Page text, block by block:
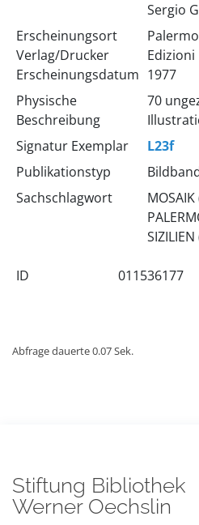
Sergio
Erscheinungsort
Verlag/Drucker
Erscheinungsdatum
Palermo
1977
Physische
Beschreibung
70
Signatur Exemplar
L23f
Publikationstyp
Sachschlagwort
MOSAIK
ID 011536177
Abfrage dauerte 0.07 Sek.
Stiftung Bibliothek
Werner Oechslin